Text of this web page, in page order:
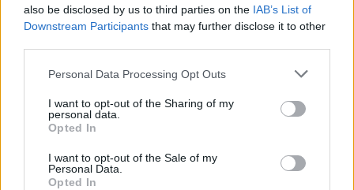
also be disclosed by us to third parties on the IAB’s List of
Downstream Participants that may further disclose it to other
Personal Data Processing Opt Outs
I want to opt-out of the Sharing of my
personal data.
Opted In
I want to opt-out of the Sale of my
Personal Data.
Opted In
Policie eskortovala 60 zadržených cizinců
protestních akcích v Praze, eskortovala dnes odpoledne
Policie ČR
do jednoho ze svých záchytných zařízení, sdělil ČIA Jiří Suttner ze
Skupiny pro styk s veřejností PP ČR. S 31 cizinci bylo již zahájeno
řízení o správním vyhoštění.
KCP: Zápisky z mrtvého domu
27.9.2000 16:30 | PRAHA (EkoList)